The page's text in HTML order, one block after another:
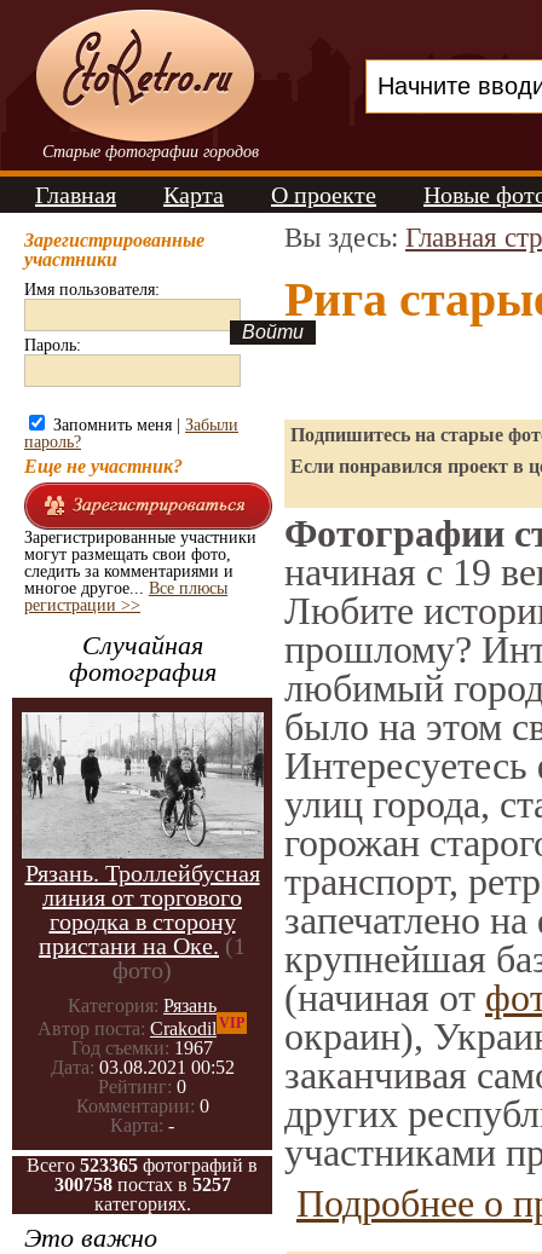
Старые фотографии городов
Главная Карта О проекте Новые
Зарегистрированные
участники
Имя пользователя:
Пароль:
Запомнить меня | Забыли
пароль?
Еще не участник?
Зарегистрированные участники
могут размещать свои фото,
следить за комментариями и
многое другое... Все плюсы
регистрации >>
Случайная
фотография
Рязань. Троллейбусная
линия от торгового
городка в сторону
пристани на Оке. (1
фото)
Категория: Рязань
Автор поста: Crakodil VIP
Год съемки: 1967
Дата: 03.08.2021 00:52
Рейтинг: 0
Комментарии: 0
Карта: -
Всего 523365 фотографий в
300758постах в 5257
категориях.
Это важно
Вы здесь: Главная
Рига
Подпишитесь на старые
Если понравился проект в
Фотографии
начиная с 19
Любите
прошлому?
любимый
было на этом
Интересуетесь
улиц города,
горожан
транспорт,
запечатлено
крупнейшая
(начиная от
окраин),
заканчивая
других
участниками
Подробнее о